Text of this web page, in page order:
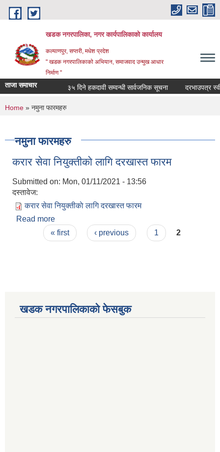
Skip to main content
खडक नगरपालिका, नगर कार्यपालिकाकाे कार्यालय
कल्याणपुर, सप्तरी, मधेश प्रदेश
" खडक नगरपालिकाको अभियान, समाजवाद उन्मुख आधार
निर्माण "
ताजा समाचार ३५ दिने हकदावी सम्वन्धी सार्वजनिक सूचना दरभाउपत्र
You are here
Home » नमुना फारमहरु
नमुना फारमहरु
करार सेवा नियुक्तीकाे लागि दरखास्त फारम
Submitted on: Mon, 01/11/2021 - 13:56
दस्तावेज:
करार सेवा नियुक्तीकाे लागि दरखास्त फारम
Read more
Pages« first ‹ previous 1 2
खडक नगरपालिकाको फेसबुक